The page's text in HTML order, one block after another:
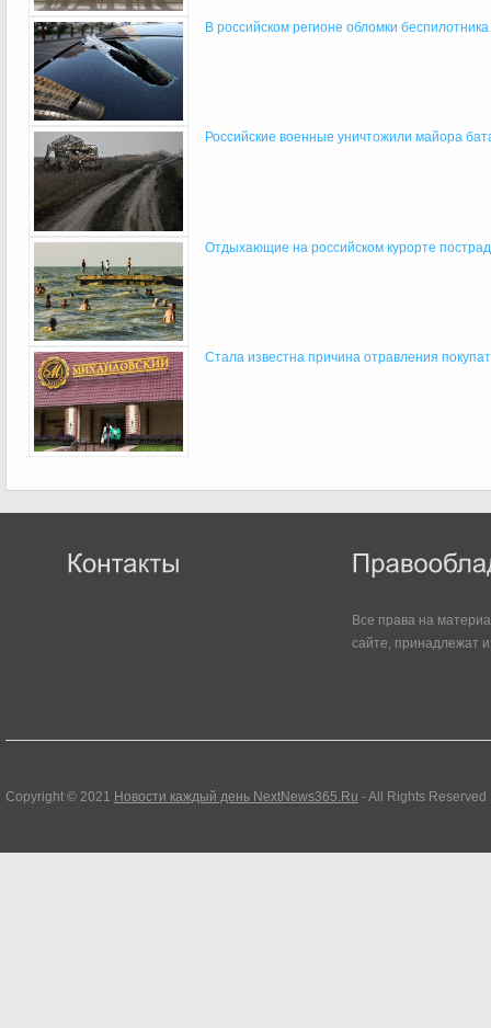
В российском регионе обломки
Российские военные уничтожили майора
Отдыхающие на российском курорте
Стала известна причина отравления
Все права на
сайте, принадлежат
Copyright © 2021 Новости каждый день NextNews365.Ru - All Rights Reserved